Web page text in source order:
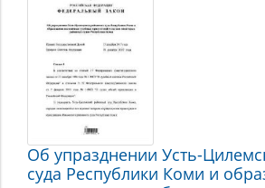
Об упразднении Усть-
суда Республики Коми и